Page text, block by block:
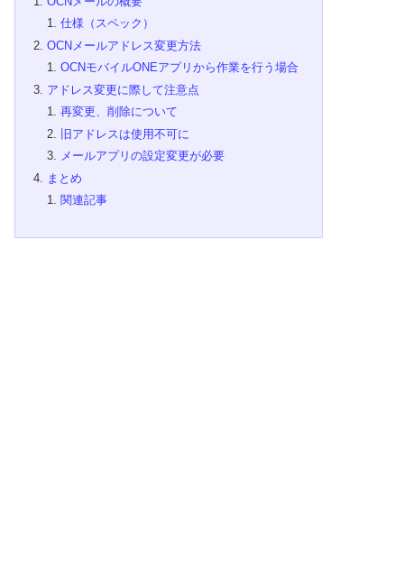
仕様（スペック）
OCNメールアドレス変更方法
OCNモバイルONEアプリから作業を行う場合
アドレス変更に際して注意点
再変更、削除について
旧アドレスは使用不可に
メールアプリの設定変更が必要
まとめ
関連記事